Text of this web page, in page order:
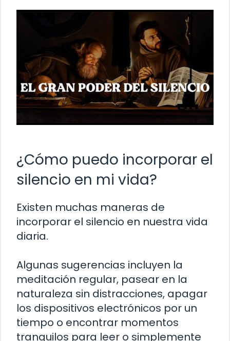
¿Cómo puedo incorporar el
silencio en mi vida?
Existen muchas maneras de
incorporar el silencio en nuestra vida
diaria.
Algunas sugerencias incluyen la
meditación regular, pasear en la
naturaleza sin distracciones, apagar
los dispositivos electrónicos por un
tiempo o encontrar momentos
tranquilos para leer o simplemente